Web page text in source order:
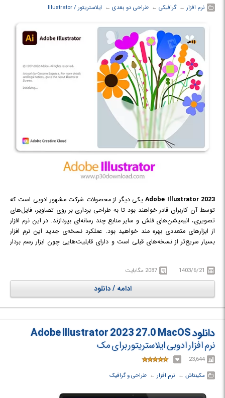
نرم افزار ← ‏گرافیکی ← ‏ طراحی دو بعدی ← ‏ ایلاستریتور / Illustrator
Adobe Illustrator 2023یکی دیگر از محصولات شرکت مشهور ادوبی است که
توسط آن کاربران قادر خواهند بود تا به طراحی برداری بر روی تصاویر، فایل‌های
تصویری، انیمیشن‌های فلش و سایر منابع چند رسانه‌ای بپردازند. در این نرم افزار
از ابزارهای متعددی بهره مند خواهید بود. عملکرد نسخه‌ی جدید این نرم افزار
بسیار سریع‌تر از نسخه‌های قبلی است و دارای قابلیت‌هایی چون ابزار رسم بردار
1403/6/21 2087 مگابایت
ادامه / دانلود
دانلود Adobe Illustrator 2023 27.0 MacOS
نرم افزار ادوبی ایلاستریتور برای مک
23,644
مکینتاش ← ‏ نرم افزار ← ‏ طراحی و گرافیک